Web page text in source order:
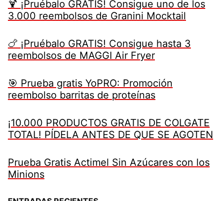
🍹 ¡Pruébalo GRATIS! Consigue uno de los
3.000 reembolsos de Granini Mocktail
🍗 ¡Pruébalo GRATIS! Consigue hasta 3
reembolsos de MAGGI Air Fryer
🎯 Prueba gratis YoPRO: Promoción
reembolso barritas de proteínas
¡10.000 PRODUCTOS GRATIS DE COLGATE
TOTAL! PÍDELA ANTES DE QUE SE AGOTEN
Prueba Gratis Actimel Sin Azúcares con los
Minions